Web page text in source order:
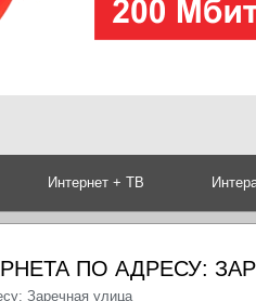
Интернет + ТВ
ПО АДРЕСУ:
Заречная улица